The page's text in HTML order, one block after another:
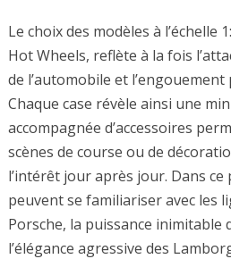
Le choix des modèles à l’échelle
Hot Wheels, reflète à la fois
de l’automobile et
Chaque case révèle ainsi une
accompagnée d’accessoires
scènes de course ou de
l’intérêt jour après jour. Dans
peuvent se familiariser avec les
Porsche, la puissance inimitable
l’élégance agressive des